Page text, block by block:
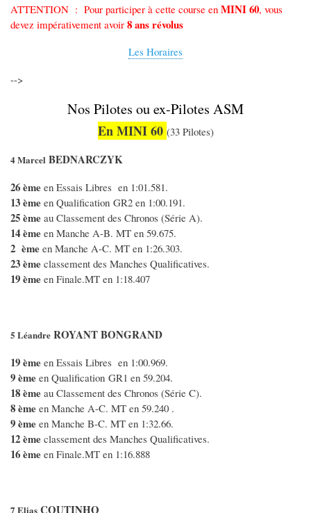
ATTENTION : Pour participer à cette course en MINI 60, vous
devez impérativement avoir 8 ans révolus
Les Horaires
-->
Nos Pilotes ou ex-Pilotes ASM
En MINI 60 (33 Pilotes)
4 Marcel BEDNARCZYK
26 ème en Essais Libres en 1:01.581.
13 ème en Qualification GR2 en 1:00.191.
25 ème au Classement des Chronos (Série A).
14 ème en Manche A-B. MT en 59.675.
2 ème en Manche A-C. MT en 1:26.303.
23 ème classement des Manches Qualificatives.
19 ème en Finale.MT en 1:18.407
5 Léandre ROYANT BONGRAND
19 ème en Essais Libres en 1:00.969.
9 ème en Qualification GR1 en 59.204.
18 ème au Classement des Chronos (Série C).
8 ème en Manche A-C. MT en 59.240 .
9 ème en Manche B-C. MT en 1:32.66.
12 ème classement des Manches Qualificatives.
16 ème en Finale.MT en 1:16.888
7 Elias COUTINHO